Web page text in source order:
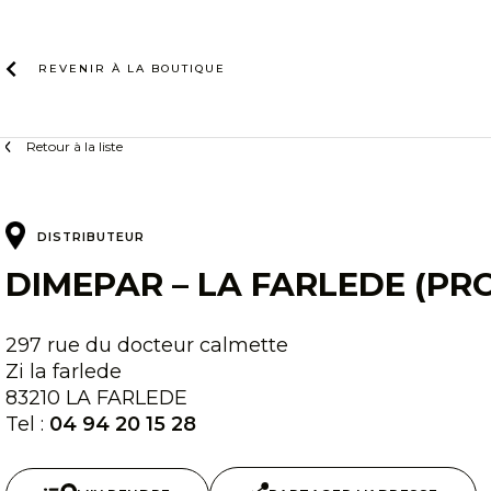
contentREVENIR À LA BOUTIQUE
Retour à la liste
DISTRIBUTEUR
DIMEPAR – LA FARLEDE
297 rue du docteur calmette
Zi la farlede
83210 LA FARLEDE
Tel : 04 94 20 15 28